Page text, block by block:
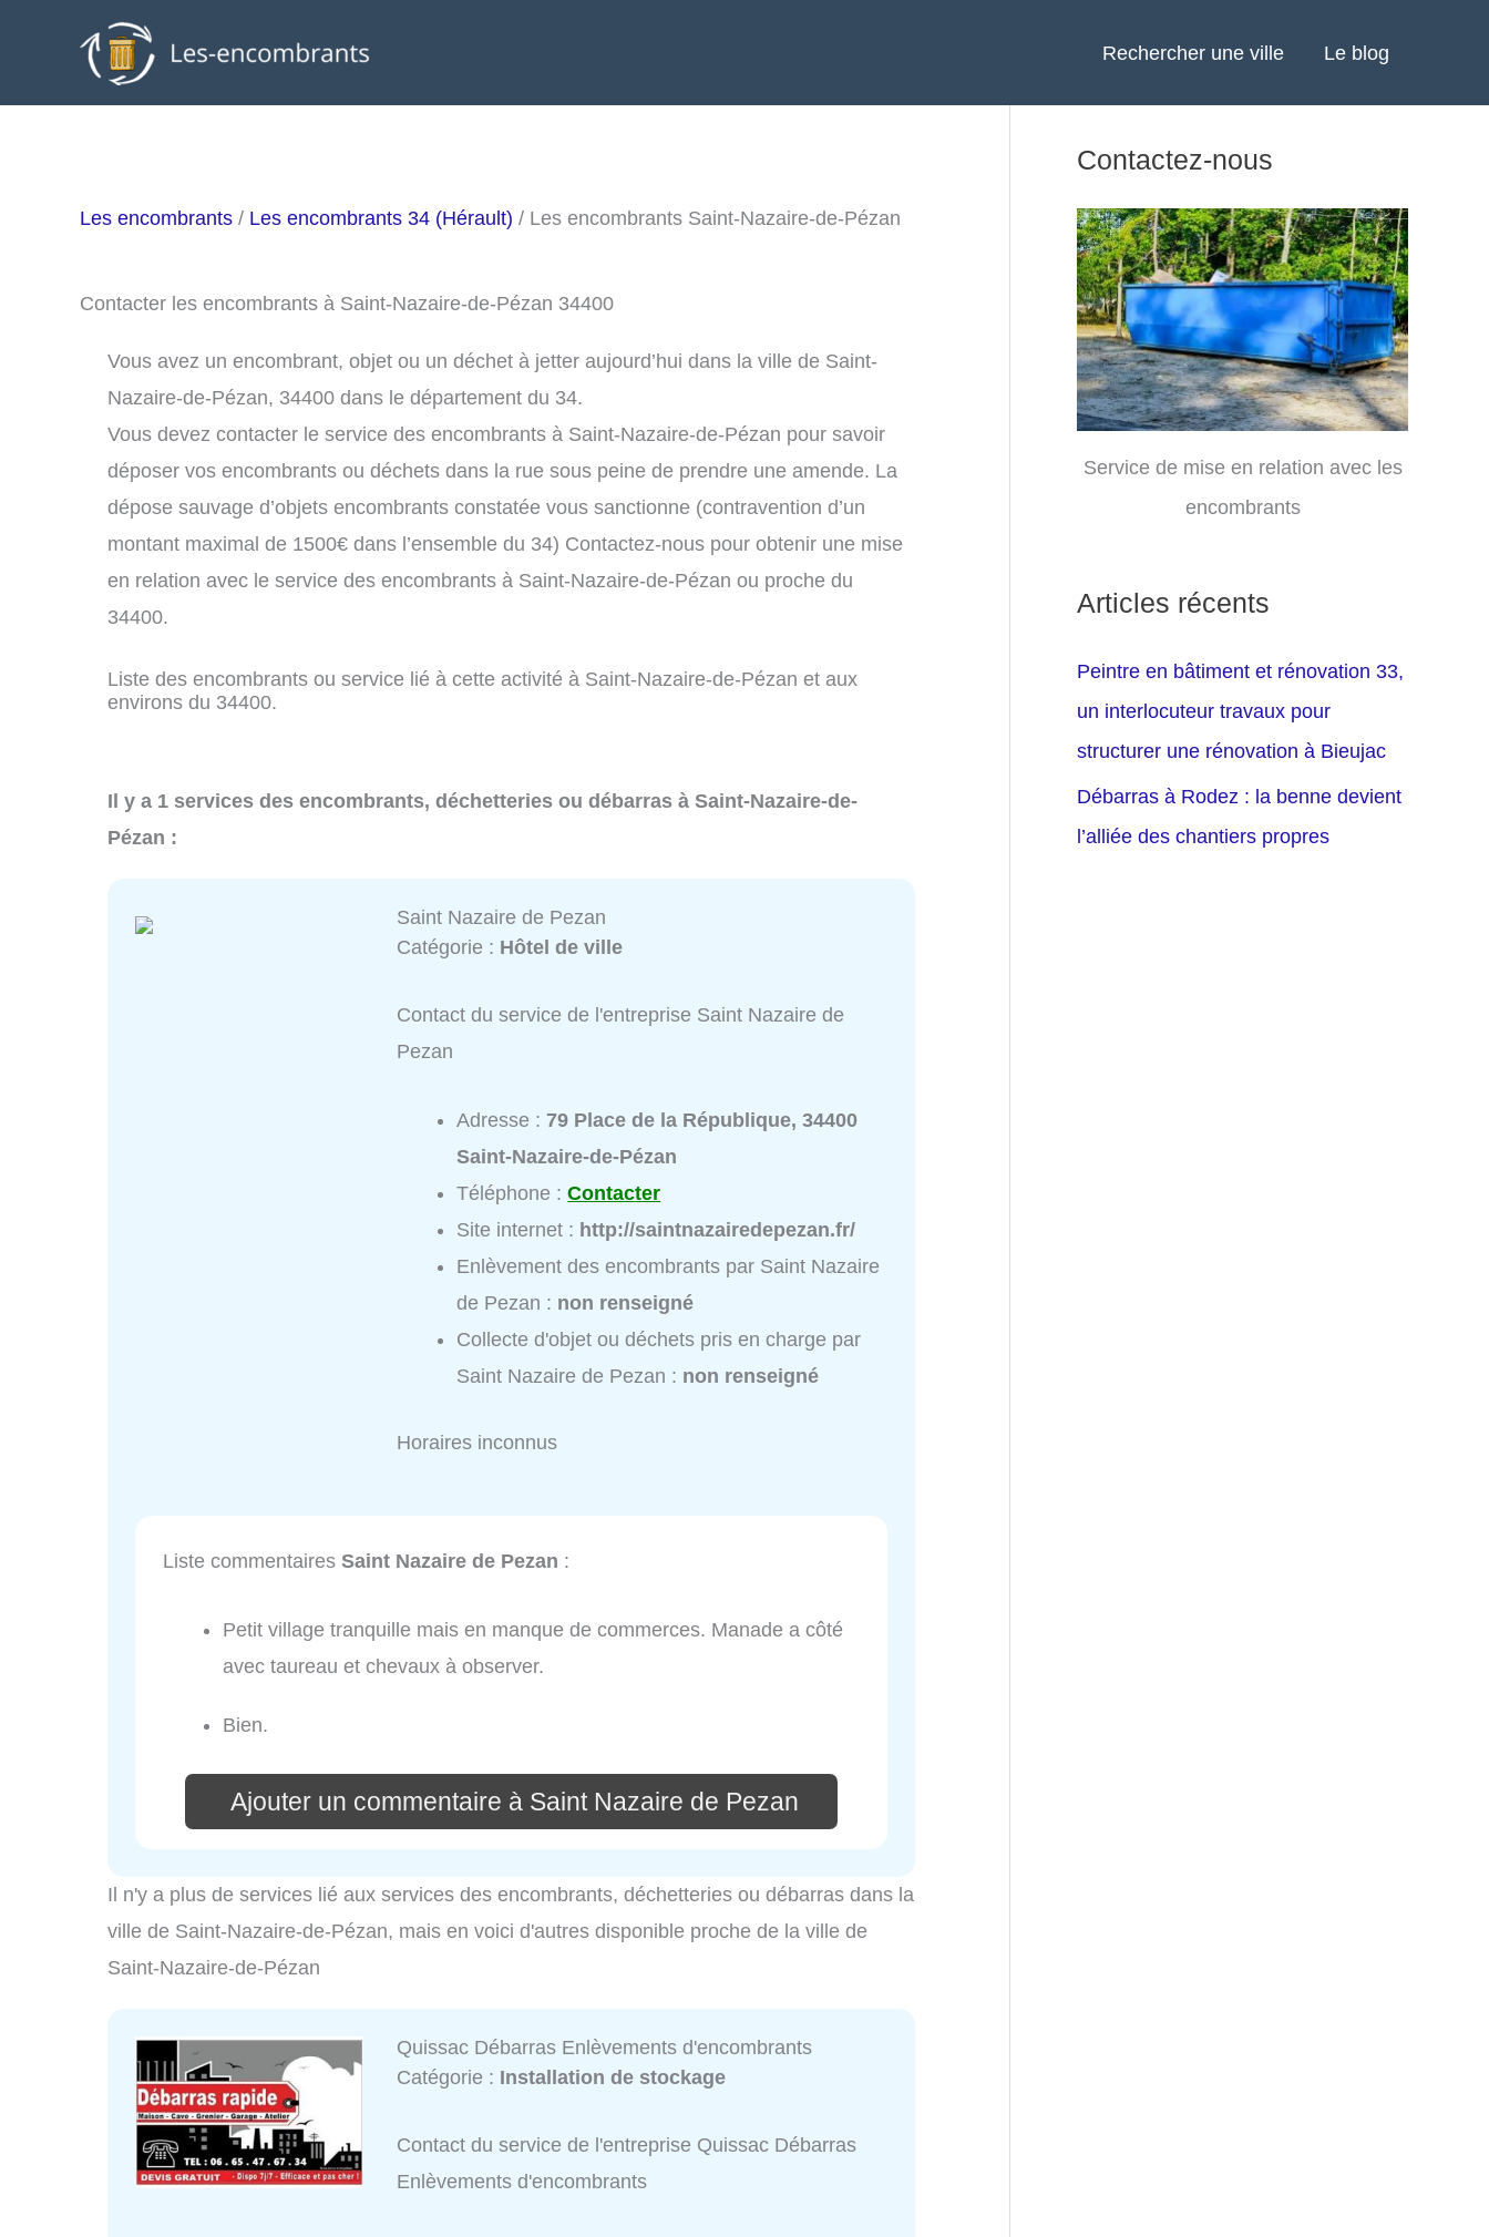
Rechercher une ville Le blog
Les encombrants / Les encombrants 34 (Hérault) / Les encombrants Saint-Nazaire-de-Pézan
Contacter les encombrants à Saint-Nazaire-de-Pézan 34400
Vous avez un encombrant, objet ou un déchet à jetter aujourd’hui dans la ville de Saint-
Nazaire-de-Pézan, 34400 dans le département du 34.
Vous devez contacter le service des encombrants à Saint-Nazaire-de-Pézan pour savoir
déposer vos encombrants ou déchets dans la rue sous peine de prendre une amende. La
dépose sauvage d’objets encombrants constatée vous sanctionne (contravention d’un
montant maximal de 1500€ dans l’ensemble du 34) Contactez-nous pour obtenir une mise
en relation avec le service des encombrants à Saint-Nazaire-de-Pézan ou proche du
34400.
Liste des encombrants ou service lié à cette activité à Saint-Nazaire-de-Pézan et aux
environs du 34400.
Il y a 1 services des encombrants, déchetteries ou débarras à Saint-Nazaire-de-
Pézan :
Saint Nazaire de Pezan
Catégorie : Hôtel de ville
Contact du service de l'entreprise Saint Nazaire de
Pezan
Adresse :79 Place de la République, 34400
Saint-Nazaire-de-Pézan
Téléphone :Contacter
Site internet : http://saintnazairedepezan.fr/
Enlèvement des encombrants par Saint Nazaire
de Pezan : non renseigné
Collecte d'objet ou déchets pris en charge par
Saint Nazaire de Pezan : non renseigné
Horaires inconnus
Liste commentaires Saint Nazaire de Pezan :
Petit village tranquille mais en manque de commerces. Manade a côté
avec taureau et chevaux à observer.
Bien.
Ajouter un commentaire à Saint Nazaire de Pezan
Il n'y a plus de services lié aux services des encombrants, déchetteries ou débarras dans la
ville de Saint-Nazaire-de-Pézan, mais en voici d'autres disponible proche de la ville de
Saint-Nazaire-de-Pézan
Quissac Débarras Enlèvements d'encombrants
Catégorie : Installation de stockage
Contact du service de l'entreprise Quissac Débarras
Enlèvements d'encombrants
Contactez-nous
Service de mise en relation avec les
encombrants
Articles récents
Peintre en bâtiment et rénovation 33,
un interlocuteur travaux pour
structurer une rénovation à Bieujac
Débarras à Rodez : la benne devient
l’alliée des chantiers propres